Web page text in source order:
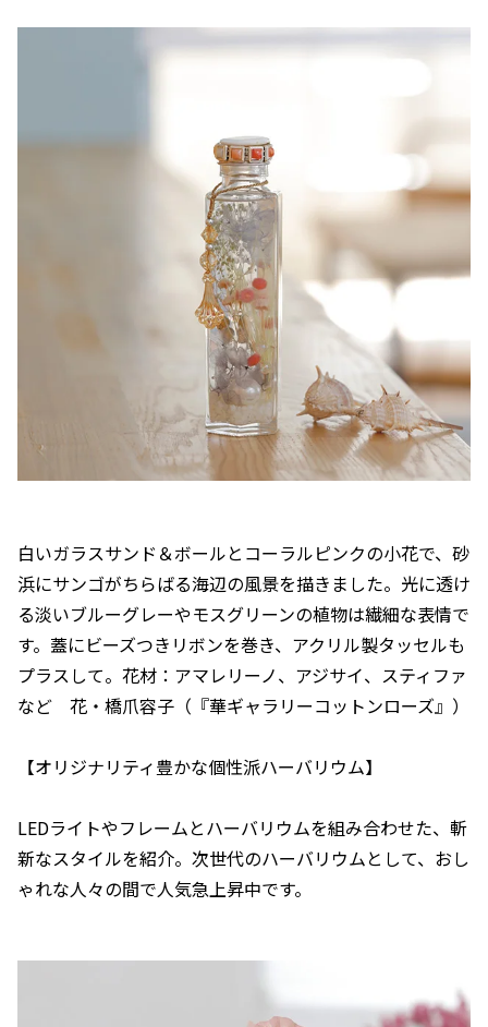
白いガラスサンド＆ボールとコーラルピンクの小花で、砂
浜にサンゴがちらばる海辺の風景を描きました。光に透け
る淡いブルーグレーやモスグリーンの植物は繊細な表情で
す。蓋にビーズつきリボンを巻き、アクリル製タッセルも
プラスして。花材：アマレリーノ、アジサイ、スティファ
など 花・橋爪容子（『華ギャラリーコットンローズ』）
【オリジナリティ豊かな個性派ハーバリウム】
LEDライトやフレームとハーバリウムを組み合わせた、斬
新なスタイルを紹介。次世代のハーバリウムとして、おし
ゃれな人々の間で人気急上昇中です。